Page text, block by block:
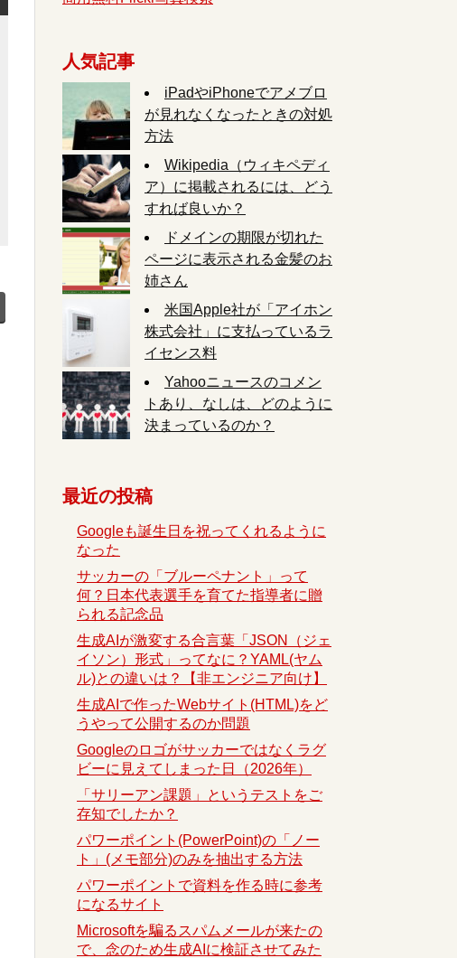
人気記事
iPadやiPhoneでアメブロ
が見れなくなったときの対処
方法
Wikipedia（ウィキペディ
ア）に掲載されるには、どう
すれば良いか？
ドメインの期限が切れた
ページに表示される金髪のお
姉さん
米国Apple社が「アイホン
株式会社」に支払っているラ
イセンス料
Yahooニュースのコメン
トあり、なしは、どのように
決まっているのか？
最近の投稿
Googleも誕生日を祝ってくれるように
なった
サッカーの「ブルーペナント」って
何？日本代表選手を育てた指導者に贈
られる記念品
生成AIが激変する合言葉「JSON（ジェ
イソン）形式」ってなに？YAML(ヤム
ル)との違いは？【非エンジニア向け】
生成AIで作ったWebサイト(HTML)をど
うやって公開するのか問題
Googleのロゴがサッカーではなくラグ
ビーに見えてしまった日（2026年）
「サリーアン課題」というテストをご
存知でしたか？
パワーポイント(PowerPoint)の「ノー
ト」(メモ部分)のみを抽出する方法
パワーポイントで資料を作る時に参考
になるサイト
Microsoftを騙るスパムメールが来たの
で、念のため生成AIに検証させてみた